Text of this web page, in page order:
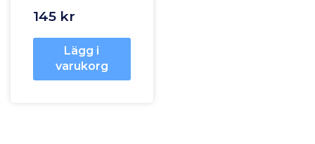
145 kr
Lägg i
varukorg